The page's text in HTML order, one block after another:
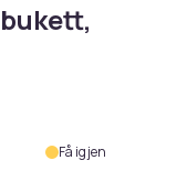
Få igjen